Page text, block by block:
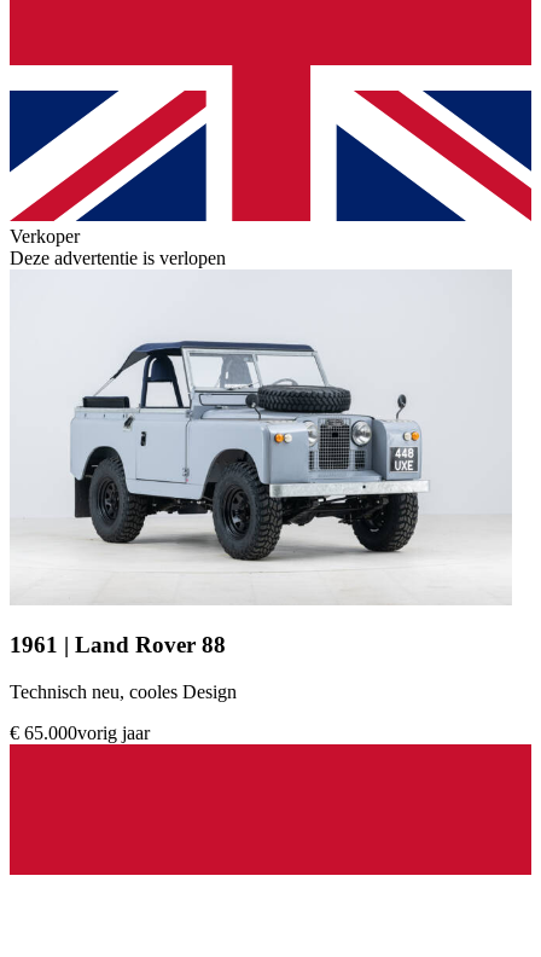
Verkoper
Deze advertentie is verlopen
1961 | Land Rover 88
Technisch neu, cooles Design
€ 65.000vorig jaar